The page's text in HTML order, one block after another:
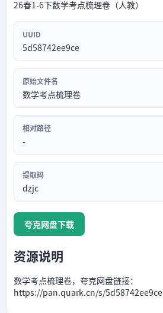
26春1-6下数学考点梳理卷（人教）
UUID
5d58742ee9ce
原始文件名
数学考点梳理卷
相对路径
-
提取码
dzjc
夸克网盘下载
资源说明
数学考点梳理卷，夸克网盘链接：
https://pan.quark.cn/s/5d58742ee9ce